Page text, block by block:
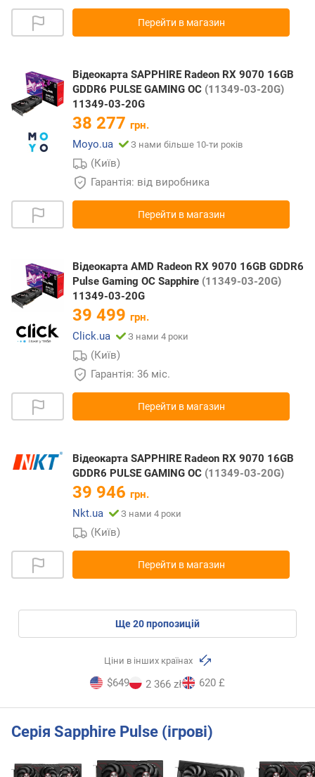
Перейти в магазин
Відеокарта SAPPHIRE Radeon RX 9070 16GB
GDDR6 PULSE GAMING OC (11349-03-20G)
11349-03-20G
38 277 грн.
Moyo.ua
З нами більше 10-ти років
(Київ)
Гарантія: від виробника
Перейти в магазин
Відеокарта AMD Radeon RX 9070 16GB GDDR6
Pulse Gaming OC Sapphire (11349-03-20G)
11349-03-20G
39 499 грн.
Click.ua
З нами 4 роки
(Київ)
Гарантія: 36 міс.
Перейти в магазин
Відеокарта SAPPHIRE Radeon RX 9070 16GB
GDDR6 PULSE GAMING OC (11349-03-20G)
39 946 грн.
Nkt.ua
З нами 4 роки
(Київ)
Перейти в магазин
ще20пропозицій
Ціни в інших країнах
$649 2 366 zł 620 £
Серія Sapphire Pulse (ігрові)